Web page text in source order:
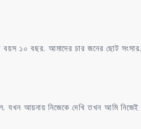
১০ বছর. আমাদের চার জনের ছোট সংসার.
যখন আয়নায় নিজেকে দেখি তখন আমি নিজেই